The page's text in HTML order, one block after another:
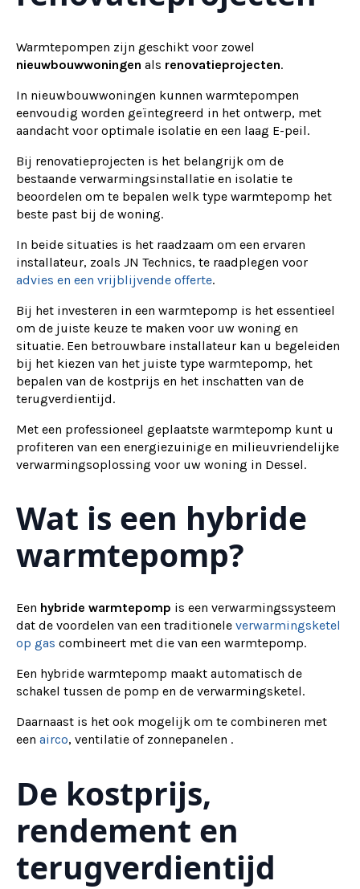
Warmtepompen zijn geschikt voor zowel
nieuwbouwwoningen als renovatieprojecten.
In nieuwbouwwoningen kunnen warmtepompen
eenvoudig worden geïntegreerd in het ontwerp, met
aandacht voor optimale isolatie en een laag E-peil.
Bij renovatieprojecten is het belangrijk om de
bestaande verwarmingsinstallatie en isolatie te
beoordelen om te bepalen welk type warmtepomp het
beste past bij de woning.
In beide situaties is het raadzaam om een ervaren
installateur, zoals JN Technics, te raadplegen voor
advies en een vrijblijvende offerte.
Bij het investeren in een warmtepomp is het essentieel
om de juiste keuze te maken voor uw woning en
situatie. Een betrouwbare installateur kan u begeleiden
bij het kiezen van het juiste type warmtepomp, het
bepalen van de kostprijs en het inschatten van de
terugverdientijd.
Met een professioneel geplaatste warmtepomp kunt u
profiteren van een energiezuinige en milieuvriendelijke
verwarmingsoplossing voor uw woning in Dessel.
Wat is een hybride
warmtepomp?
Een hybride warmtepomp is een verwarmingssysteem
dat de voordelen van een traditionele verwarmingsketel
op gas combineert met die van een warmtepomp.
Een hybride warmtepomp maakt automatisch de
schakel tussen de pomp en de verwarmingsketel.
Daarnaast is het ook mogelijk om te combineren met
een airco, ventilatie of zonnepanelen .
De kostprijs,
rendement en
terugverdientijd